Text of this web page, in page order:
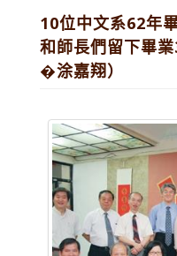
10位中文系62年
和師長們留下畢
�涂嘉翔）